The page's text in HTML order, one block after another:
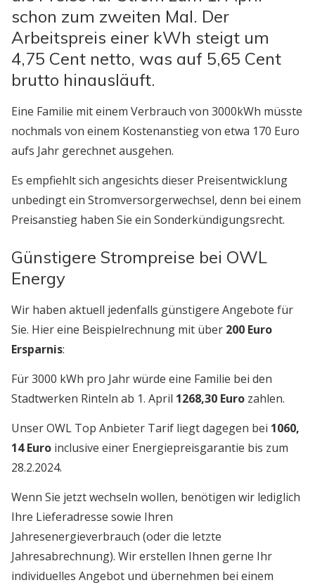
schon zum zweiten Mal. Der
Arbeitspreis einer kWh steigt um
4,75 Cent netto, was auf 5,65 Cent
brutto hinausläuft.
Eine Familie mit einem Verbrauch von 3000kWh müsste
nochmals von einem Kostenanstieg von etwa 170 Euro
aufs Jahr gerechnet ausgehen.
Es empfiehlt sich angesichts dieser Preisentwicklung
unbedingt ein Stromversorgerwechsel, denn bei einem
Preisanstieg haben Sie ein Sonderkündigungsrecht.
Günstigere Strompreise bei OWL
Energy
Wir haben aktuell jedenfalls günstigere Angebote für
Sie. Hier eine Beispielrechnung mit über 200 Euro
Ersparnis:
Für 3000 kWh pro Jahr würde eine Familie bei den
Stadtwerken Rinteln ab 1. April 1268,30 Euro zahlen.
Unser OWL Top Anbieter Tarif liegt dagegen bei 1060,
14 Euro inclusive einer Energiepreisgarantie bis zum
28.2.2024.
Wenn Sie jetzt wechseln wollen, benötigen wir lediglich
Ihre Lieferadresse sowie Ihren
Jahresenergieverbrauch (oder die letzte
Jahresabrechnung). Wir erstellen Ihnen gerne Ihr
individuelles Angebot und übernehmen bei einem